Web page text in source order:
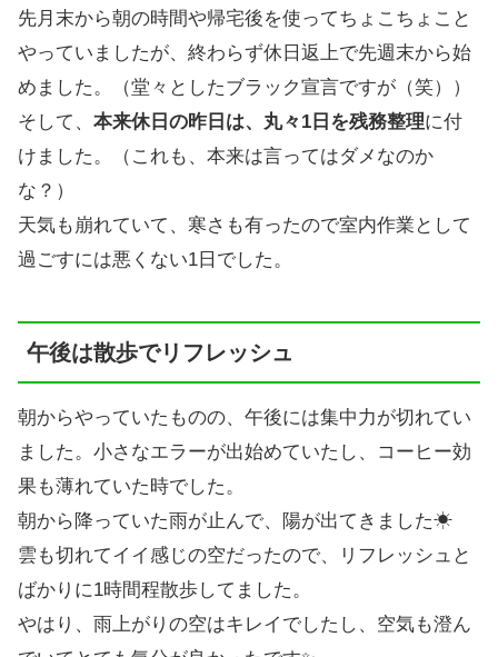
先月末から朝の時間や帰宅後を使ってちょこちょこと
やっていましたが、終わらず休日返上で先週末から始
めました。（堂々としたブラック宣言ですが（笑））
そして、 本来休日の昨日は、丸々1日を残務整理に付
けました。（これも、本来は言ってはダメなのか
な？）
天気も崩れていて、寒さも有ったので室内作業として
過ごすには悪くない1日でした。
午後は散歩でリフレッシュ
朝からやっていたものの、午後には集中力が切れてい
ました。小さなエラーが出始めていたし、コーヒー効
果も薄れていた時でした。
朝から降っていた雨が止んで、陽が出てきました☀
雲も切れてイイ感じの空だったので、リフレッシュと
ばかりに1時間程散歩してました。
やはり、雨上がりの空はキレイでしたし、空気も澄ん